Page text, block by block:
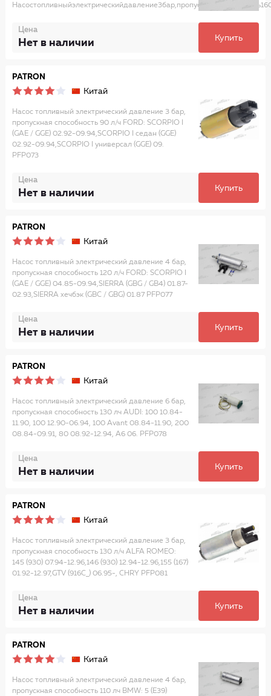
Цена
Нет в наличии Купить
PATRON
Китай
Насос топливный электрический давление 3 бар,
пропускная способность 90 л/ч FORD: SCORPIO I
(GAE / GGE) 02.92-09.94,SCORPIO I седан (GGE)
02.92-09.94,SCORPIO I универсал (GGE) 09.
PFP073
Цена
Нет в наличии Купить
PATRON
Китай
Насос топливный электрический давление 4 бар,
пропускная способность 120 л/ч FORD: SCORPIO I
(GAE / GGE) 04.85-09.94,SIERRA (GBG / GB4) 01.87-
02.93,SIERRA хечбэк (GBC / GBG) 01.87 PFP077
Цена
Нет в наличии Купить
PATRON
Китай
Насос топливный электрический давление 6 бар,
пропускная способность 130 лч AUDI: 100 10.84-
11.90, 100 12.90-06.94, 100 Avant 08.84-11.90, 200
08.84-09.91, 80 08.92-12.94, A6 06. PFP078
Цена
Нет в наличии Купить
PATRON
Китай
Насос топливный электрический давление 3 бар,
пропускная способность 130 л/ч ALFA ROMEO:
145 (930) 07.94-12.96,146 (930) 12.94-12.96,155 (167)
01.92-12.97,GTV (916C_) 06.95-, CHRY PFP081
Цена
Нет в наличии Купить
PATRON
Китай
Насос топливный электрический давление 4 бар,
пропускная способность 110 лч BMW: 5 (E39)